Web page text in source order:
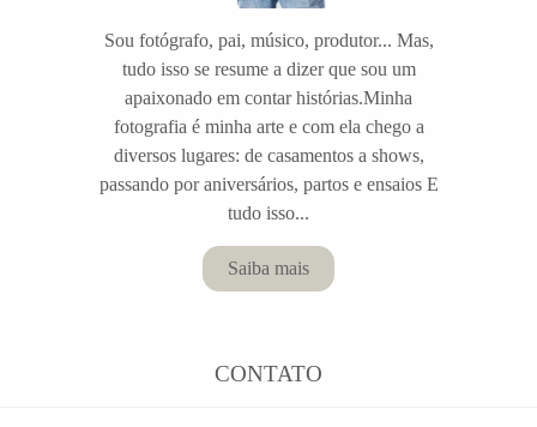
Sou fotógrafo, pai, músico, produtor... Mas,
tudo isso se resume a dizer que sou um
apaixonado em contar histórias.Minha
fotografia é minha arte e com ela chego a
diversos lugares: de casamentos a shows,
passando por aniversários, partos e ensaios E
tudo isso...
Saiba mais
CONTATO